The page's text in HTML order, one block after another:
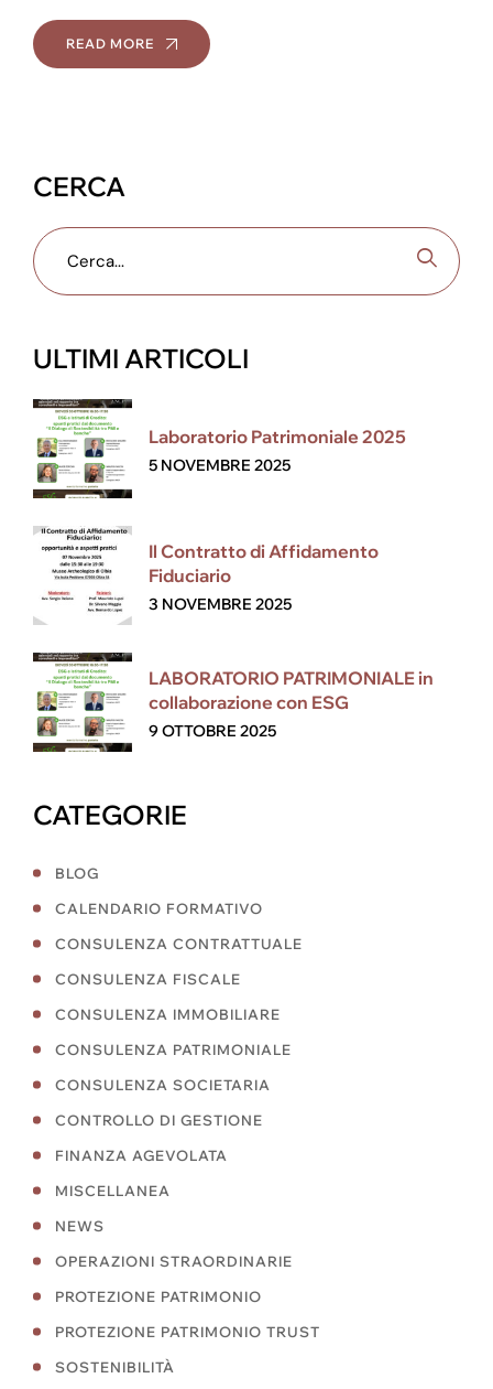
READ MORE
CERCA
ULTIMI ARTICOLI
Laboratorio Patrimoniale 2025
5 NOVEMBRE 2025
Il Contratto di Affidamento
Fiduciario
3 NOVEMBRE 2025
LABORATORIO PATRIMONIALE in
collaborazione con ESG
9 OTTOBRE 2025
CATEGORIE
BLOG
CALENDARIO FORMATIVO
CONSULENZA CONTRATTUALE
CONSULENZA FISCALE
CONSULENZA IMMOBILIARE
CONSULENZA PATRIMONIALE
CONSULENZA SOCIETARIA
CONTROLLO DI GESTIONE
FINANZA AGEVOLATA
MISCELLANEA
NEWS
OPERAZIONI STRAORDINARIE
PROTEZIONE PATRIMONIO
PROTEZIONE PATRIMONIO TRUST
SOSTENIBILITÀ